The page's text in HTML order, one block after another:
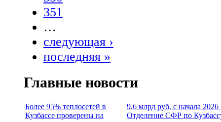
351
…
следующая ›
последняя »
Главные новости
Более 95% теплосетей в
Кузбассе проверены на
9,6 млрд руб. с начала 2026
Отделение СФР по